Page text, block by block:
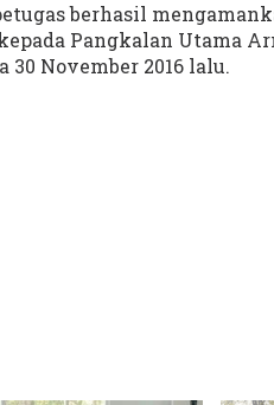
berhasil
Pangkalan Utama
30 November 2016 lalu.